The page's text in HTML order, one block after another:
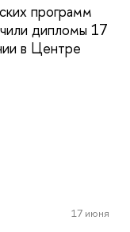
программ
дипломы 17
в Центре
17 июня